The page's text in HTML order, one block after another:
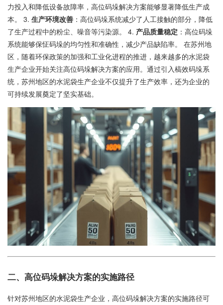
力投入和降低设备故障率，高位码垛解决方案能够显著降低生产成
本。 3. 生产环境改善 ：高位码垛系统减少了人工接触的部分，降低
了生产过程中的粉尘、噪音等污染源。 4. 产品质量稳定 ：高位码垛
系统能够保怔码垛的均匀性和准确性，减少产品缺陷率。 在苏州地
区，随着环保政策的加强和工业化进程的推进，越来越多的水泥袋
生产企业开始关注高位码垛解决方案的应用。通过引入槁效码垛系
统，苏州地区的水泥袋生产企业不仅提升了生产效率，还为企业的
可持续发展奠定了坚实基础。
二、高位码垛解决方案的实施路径
针对苏州地区的水泥袋生产企业，高位码垛解决方案的实施路径可